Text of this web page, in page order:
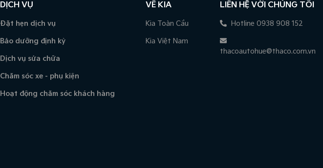
DỊCH VỤ
Đặt hẹn dịch vụ
Bảo dưỡng định kỳ
Dịch vụ sửa chữa
Chăm sóc xe - phụ kiện
Hoạt động chăm sóc khách hàng
VỀ KIA
Kia Toàn Cầu
Kia Việt Nam
LIÊN HỆ VỚI CHÚNG TÔI
Hotline 0938 908 152
thacoautohue@thaco.com.vn